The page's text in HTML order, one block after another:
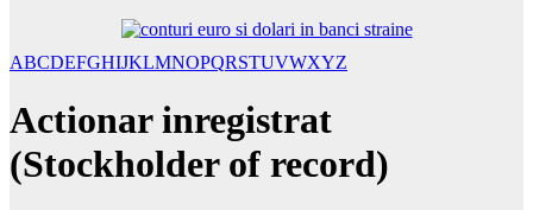
ABCDEFGHIJKLMNOPQRSTUVWXYZ
Actionar inregistrat
(Stockholder of record)